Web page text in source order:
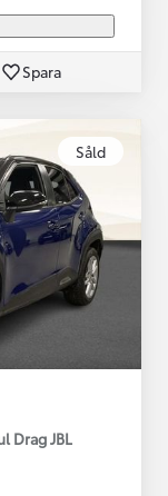
Spara
Såld
Drag JBL